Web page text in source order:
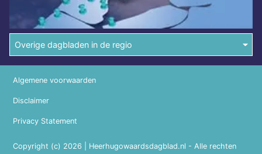
Overige dagbladen in de regio
Copyright (c) 2026 | Heerhugowaardsdagblad.nl - Alle rechten
Algemene voorwaarden
Disclaimer
Privacy Statement